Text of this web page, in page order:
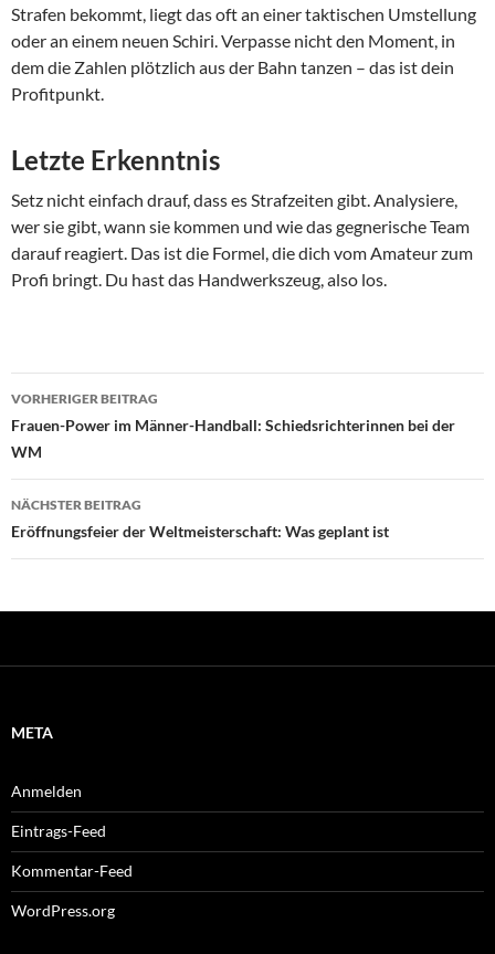
Strafen bekommt, liegt das oft an einer taktischen Umstellung
oder an einem neuen Schiri. Verpasse nicht den Moment, in
dem die Zahlen plötzlich aus der Bahn tanzen – das ist dein
Profitpunkt.
Letzte Erkenntnis
Setz nicht einfach drauf, dass es Strafzeiten gibt. Analysiere,
wer sie gibt, wann sie kommen und wie das gegnerische Team
darauf reagiert. Das ist die Formel, die dich vom Amateur zum
Profi bringt. Du hast das Handwerkszeug, also los.
Beitragsnavigation
VORHERIGER BEITRAG
Frauen-Power im Männer-Handball: Schiedsrichterinnen bei der
WM
NÄCHSTER BEITRAG
Eröffnungsfeier der Weltmeisterschaft: Was geplant ist
META
Anmelden
Eintrags-Feed
Kommentar-Feed
WordPress.org